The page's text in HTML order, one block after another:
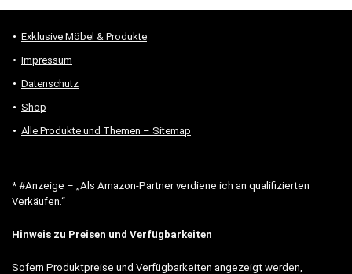
Exklusive Möbel & Produkte
Impressum
Datenschutz
Shop
Alle Produkte und Themen – Sitemap
* #Anzeige – „Als Amazon-Partner verdiene ich an qualifizierten
Verkäufen.“
Hinweis zu Preisen und Verfügbarkeiten
Sofern Produktpreise und Verfügbarkeiten angezeigt werden,